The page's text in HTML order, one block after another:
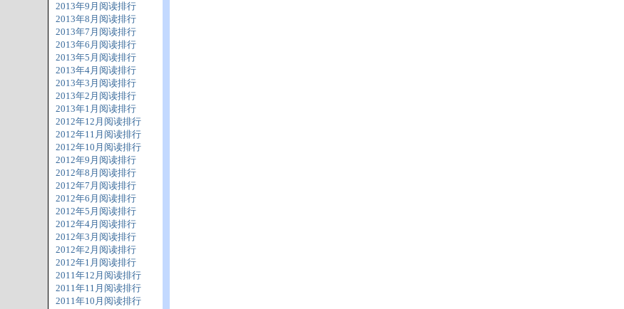
2013年9月阅读排行
2013年8月阅读排行
2013年7月阅读排行
2013年6月阅读排行
2013年5月阅读排行
2013年4月阅读排行
2013年3月阅读排行
2013年2月阅读排行
2013年1月阅读排行
2012年12月阅读排行
2012年11月阅读排行
2012年10月阅读排行
2012年9月阅读排行
2012年8月阅读排行
2012年7月阅读排行
2012年6月阅读排行
2012年5月阅读排行
2012年4月阅读排行
2012年3月阅读排行
2012年2月阅读排行
2012年1月阅读排行
2011年12月阅读排行
2011年11月阅读排行
2011年10月阅读排行